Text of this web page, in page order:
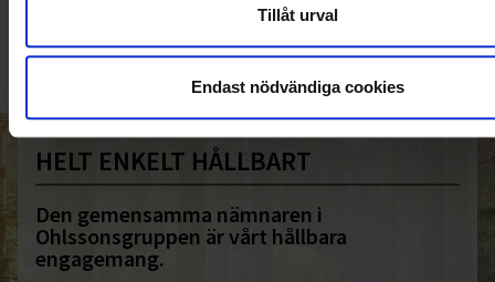
Tillåt urval
Endast nödvändiga cookies
HELT ENKELT HÅLLBART
Den gemensamma nämnaren i
Ohlssonsgruppen är vårt hållbara
engagemang.